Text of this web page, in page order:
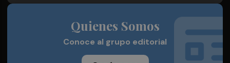
Quienes Somos
Conoce al grupo editorial